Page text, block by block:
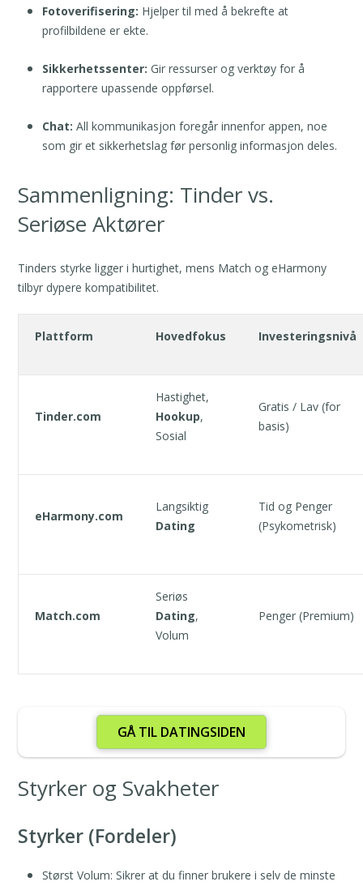
Fotoverifisering: Hjelper til med å bekrefte at
profilbildene er ekte.
Sikkerhetssenter: Gir ressurser og verktøy for å
rapportere upassende oppførsel.
Chat: All kommunikasjon foregår innenfor appen, noe
som gir et sikkerhetslag før personlig informasjon deles.
Sammenligning: Tinder vs.
Seriøse Aktører
Tinders styrke ligger i hurtighet, mens Match og eHarmony
tilbyr dypere kompatibilitet.
Plattform Hovedfokus Investeringsnivå
Tinder.com
Hastighet,
Hookup,
Sosial
Gratis / Lav (for
basis)
eHarmony.com
Langsiktig
Dating
Tid og Penger
(Psykometrisk)
Match.com
Seriøs
Dating,
Volum
Penger (Premium)
GÅ TIL DATINGSIDEN
Styrker og Svakheter
Styrker (Fordeler)
Størst Volum: Sikrer at du finner brukere i selv de minste